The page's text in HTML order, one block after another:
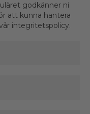
godkänner ni
att kunna hantera
integritetspolicy.